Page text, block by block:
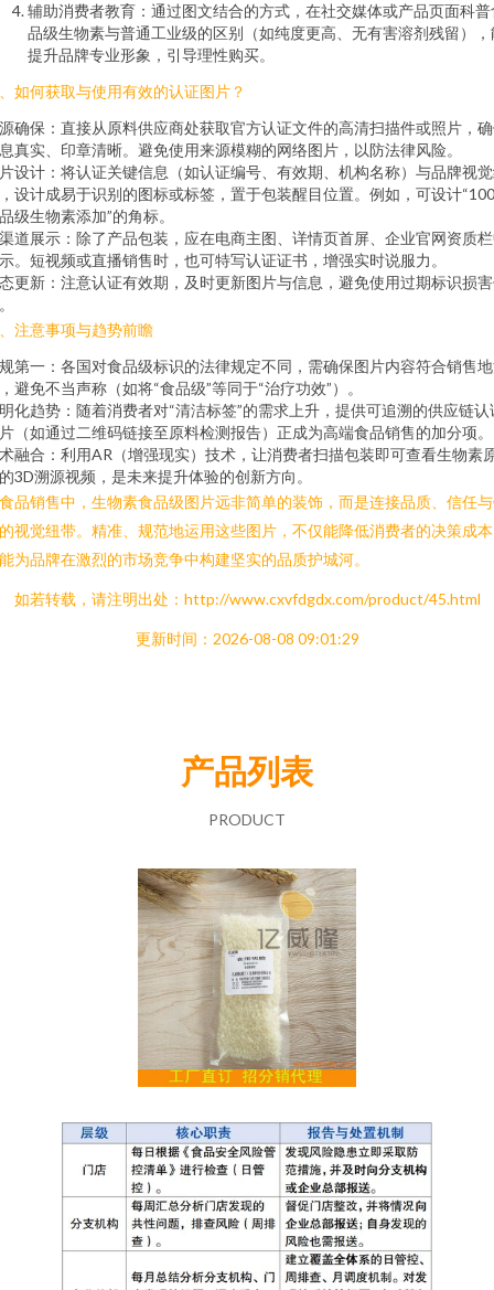
辅助消费者教育：通过图文结合的方式，在社交媒体或产品页面科普
品级生物素与普通工业级的区别（如纯度更高、无有害溶剂残留），
提升品牌专业形象，引导理性购买。
如何获取与使用有效的认证图片？
确保：直接从原料供应商处获取官方认证文件的高清扫描件或照片，
真实、印章清晰。避免使用来源模糊的网络图片，以防法律风险。
设计：将认证关键信息（如认证编号、有效期、机构名称）与品牌视
设计成易于识别的图标或标签，置于包装醒目位置。例如，可设计
级生物素添加”的角标。
道展示：除了产品包装，应在电商主图、详情页首屏、企业官网资质
。短视频或直播销售时，也可特写认证证书，增强实时说服力。
更新：注意认证有效期，及时更新图片与信息，避免使用过期标识损
注意事项与趋势前瞻
第一：各国对食品级标识的法律规定不同，需确保图片内容符合销售
避免不当声称（如将“食品级”等同于“治疗功效”）。
化趋势：随着消费者对“清洁标签”的需求上升，提供可追溯的供应链认
（如通过二维码链接至原料检测报告）正成为高端食品销售的加分项。
融合：利用AR（增强现实）技术，让消费者扫描包装即可查看生物素
3D溯源视频，是未来提升体验的创新方向。
品销售中，生物素食品级图片远非简单的装饰，而是连接品质、信任
视觉纽带。精准、规范地运用这些图片，不仅能降低消费者的决策成
为品牌在激烈的市场竞争中构建坚实的品质护城河。
如若转载，请注明出处：http://www.cxvfdgdx.com/product/45.html
更新时间：2026-08-08 09:01:29
产品列表
PRODUCT